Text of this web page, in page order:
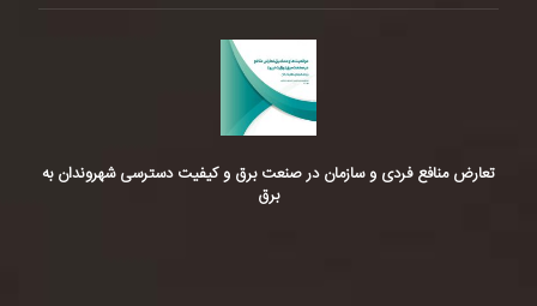
تعارض منافع فردی و سازمان در صنعت برق و کیفیت دسترسی شهروندان به
برق